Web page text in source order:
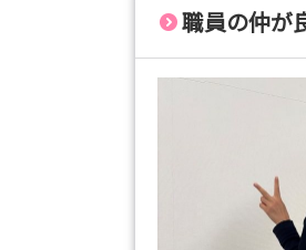
職員の仲が